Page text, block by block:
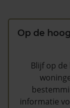
Op de
Blijf op
informatie